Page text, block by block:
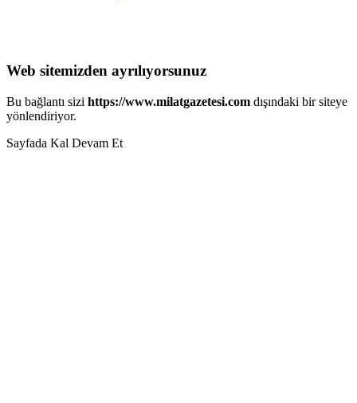
Web sitemizden ayrılıyorsunuz
Bu bağlantı sizi https://www.milatgazetesi.com dışındaki bir siteye
yönlendiriyor.
Sayfada Kal Devam Et